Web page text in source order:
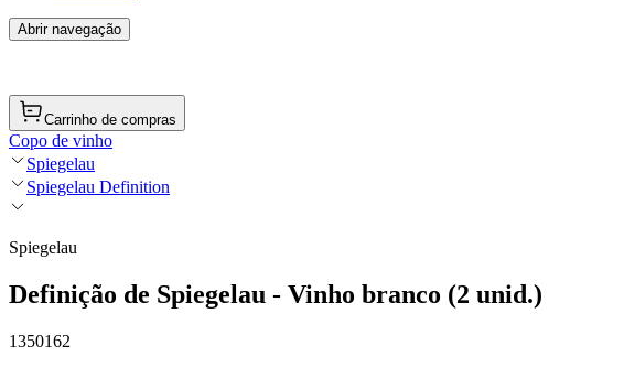
Abrir navegação
Carrinho de compras
Copo de vinho
Spiegelau
Spiegelau Definition
Spiegelau
Definição de Spiegelau - Vinho branco (2 unid.)
1350162